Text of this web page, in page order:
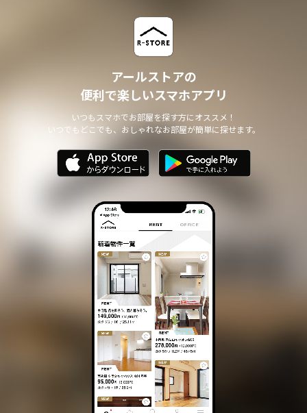
不動産会社との業務における対応
・ 本サイトからのメールマガジンの送信、その他の対応
・ その他、本サイトの不動産物件情報サービスの提供のために必
個人情報の安全管理について
本サイトは、取り扱う個人情報の漏洩、滅失またはき損の防止その
他の個人情報の安全管理のために必要かつ適切な措置を講じます。
個人情報の委託について
する場合は、当該第三者について厳正な調査を行い、 取り扱いを
委託された個人情報の安全管理が図られるよう当該第三者に対する
また、コンサルティング、プライバシーマーク申請、ISMS申請業務
におきまして第三者と共同して業務を遂行する場合に 個人情報の
取り扱いを委託する場合 があります。
個人情報の第三者提供について
本サイトは、個人情報保護法等の法令に定めのある場合を除き、
個人情報をあらかじめご本人の同意を得ることなく、第三者に提供
個人情報の開示・訂正等について
本サイトは、ご本人から自己の個人情報についての開示の請求があ
る場合、速やかに開示をいたします。
その際、ご本人であることが確認できない場合 には、開示に応じ
個人情報の内容に誤りがあり、ご本人から訂正・追加・削除の請求
がある場合、調査の上、速やかにこれらの請求に対応いたします。
アールストアの
便利で楽しいスマホアプリ
いつもスマホでお部屋を探す方にオススメ！
いつでもどこでも、おしゃれなお部屋が簡単に探せます。